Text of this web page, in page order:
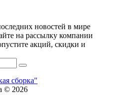
новостей в мире
на рассылку компании
акций, скидки и
сборка"
© 2026